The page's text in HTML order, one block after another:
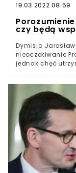
19.03.2022 08:59
czy będą
Dymisja
nieoczekiwanie
jednak chęć
rzecznik PiS
rzecznik rządu
wywołały
poinformował,
prezydenta o
wicepremiera i
wicepremiera nie
rządzie –
rządu.